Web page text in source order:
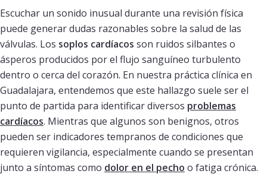
Escuchar un sonido inusual durante una revisión física
puede generar dudas razonables sobre la salud de las
válvulas. Los soplos cardíacos son ruidos silbantes o
ásperos producidos por el flujo sanguíneo turbulento
dentro o cerca del corazón. En nuestra práctica clínica en
Guadalajara, entendemos que este hallazgo suele ser el
punto de partida para identificar diversos problemas
cardíacos. Mientras que algunos son benignos, otros
pueden ser indicadores tempranos de condiciones que
requieren vigilancia, especialmente cuando se presentan
junto a síntomas como dolor en el pecho o fatiga crónica.